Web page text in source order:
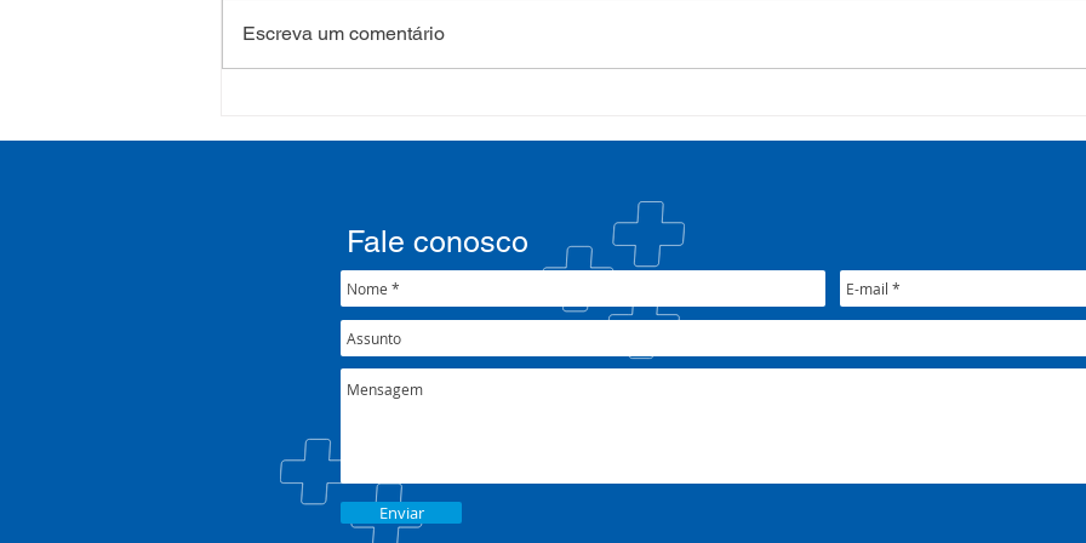
formação sobre saúde
crise climática
SETEC, realiza Assembleia e
CIB/RS
Escreva um comentário
Enviar
Fale conosco